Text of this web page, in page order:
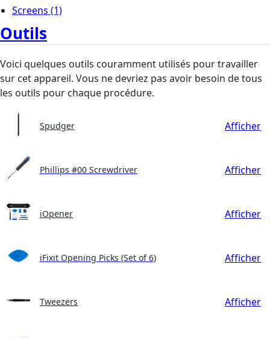
Screens (1)
Outils
Voici quelques outils couramment utilisés pour travailler
sur cet appareil. Vous ne devriez pas avoir besoin de tous
les outils pour chaque procédure.
Spudger Afficher
Phillips #00 Screwdriver Afficher
iOpener Afficher
iFixit Opening Picks (Set of 6) Afficher
Tweezers Afficher